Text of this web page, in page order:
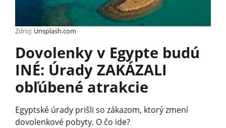
Zdroj: Unsplash.com
Dovolenky v Egypte budú
INÉ: Úrady ZAKÁZALI
obľúbené atrakcie
Egyptské úrady prišli so zákazom, ktorý zmení
dovolenkové pobyty. O čo ide?